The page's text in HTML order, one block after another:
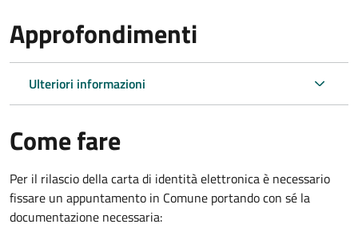
Approfondimenti
Ulteriori informazioni
Come fare
Per il rilascio della carta di identità elettronica è necessario
fissare un appuntamento in Comune portando con sé la
documentazione necessaria: